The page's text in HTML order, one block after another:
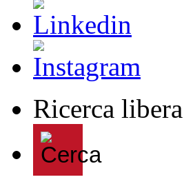
Ricerca libera